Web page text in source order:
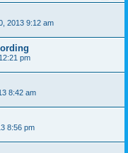
2013 9:12 am
pm
8:42 am
8:56 pm